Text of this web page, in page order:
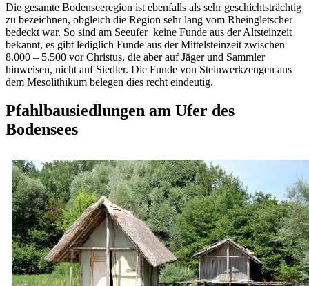
Die gesamte Bodenseeregion ist ebenfalls als sehr geschichtsträchtig
zu bezeichnen, obgleich die Region sehr lang vom Rheingletscher
bedeckt war. So sind am Seeufer keine Funde aus der Altsteinzeit
bekannt, es gibt lediglich Funde aus der Mittelsteinzeit zwischen
8.000 – 5.500 vor Christus, die aber auf Jäger und Sammler
hinweisen, nicht auf Siedler. Die Funde von Steinwerkzeugen aus
dem Mesolithikum belegen dies recht eindeutig.
Pfahlbausiedlungen am Ufer des
Bodensees